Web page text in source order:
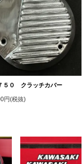
５０ クラッチカバー
円(税抜)